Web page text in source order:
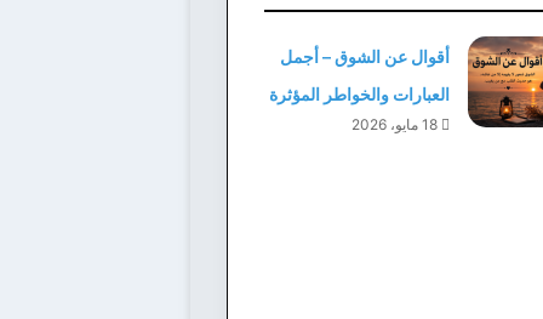
أقوال عن الشوق – أجمل
العبارات والخواطر المؤثرة
18 مايو، 2026